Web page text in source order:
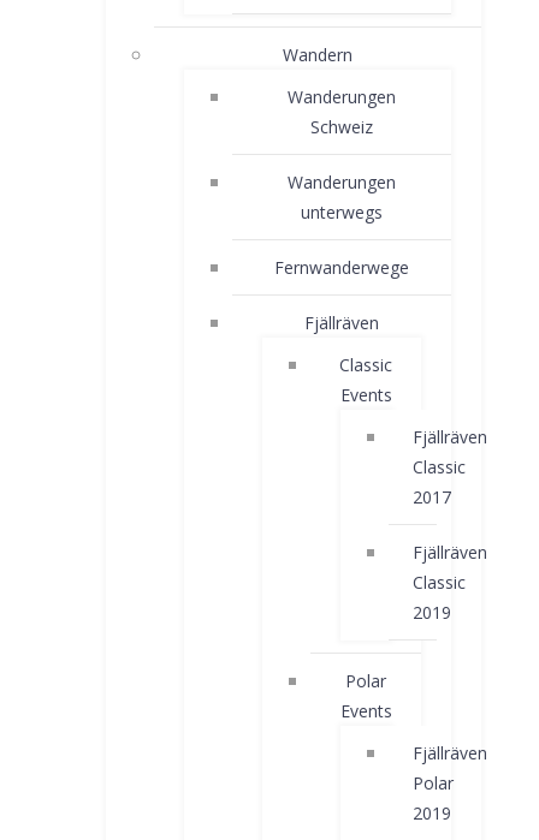
Wandern
Wanderungen
Schweiz
Wanderungen
unterwegs
Fernwanderwege
Fjällräven
Classic
Events
Fjällräven
Classic
2017
Fjällräven
Classic
2019
Polar
Events
Fjällräven
Polar
2019